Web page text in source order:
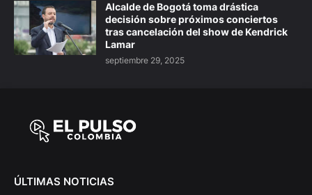
Alcalde de Bogotá toma drástica
decisión sobre próximos conciertos
tras cancelación del show de Kendrick
Lamar
septiembre 29, 2025
ÚLTIMAS NOTICIAS